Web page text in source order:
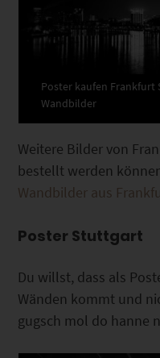
Poster kaufen Frankfurt
Wandbilder
Weitere Bilder von
bestellt werden
Wandbilder aus
Poster Stuttgart
Du willst, dass als
Wänden kommt und
gugsch mol do hanne